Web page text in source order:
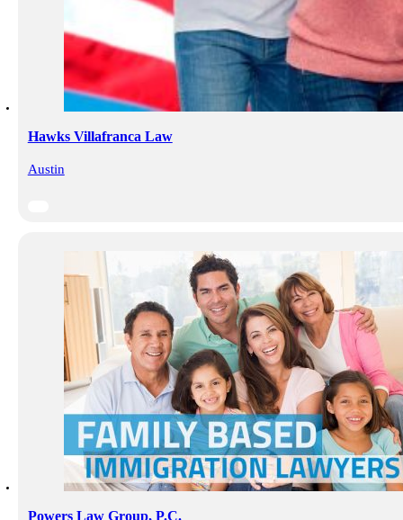
Hawks Villafranca Law
Austin
Powers Law Group, P.C.